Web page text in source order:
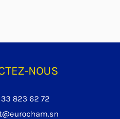
NOUS
33 823 62 72